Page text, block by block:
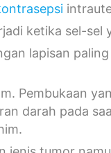
ketika sel-sel
lapisan
Pembukaan
darah pada